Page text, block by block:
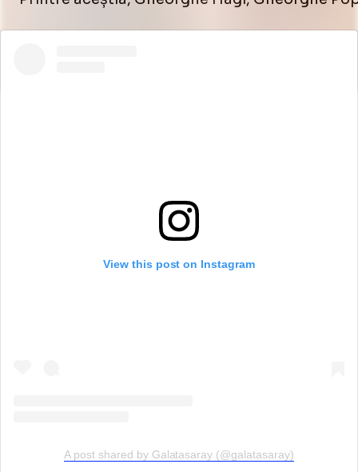
View this post on Instagram
A post shared by Galatasaray (@galatasaray)